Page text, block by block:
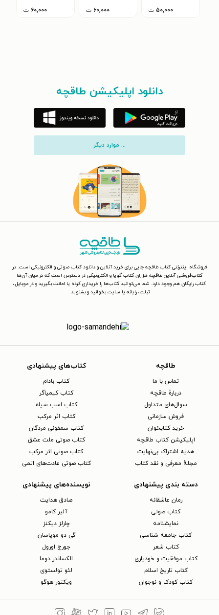
۵۰,۰۰۰ ت ۶۰,۰۰۰ ت ۶۰,۰۰۰ ت
دانلود اپلیکیشن طاقچه
... موارد دیگر
فروشگاه اینترنتی کتاب طاقچه جایی برای خرید آنلاین و دانلود کتاب صوتی و الکترونیکی است. در
کتاب‌فروشی آنلاین طاقچه هزاران کتاب گویا و الکترونیکی در دسترس است که در میان آن‌ها
کتاب رایگان هم وجود دارد. شما می‌توانید کتاب‌ها را خریداری کرده یا امانت بگیرید و در موبایل،
تبلت، رایانه یا سایت بخوانید و بشنوید.
طاقچه
تماس با ما
دربارهٔ طاقچه
سوال‌های متداول
فروش سازمانی
خرید کتابخوان
اپلیکیشن کتاب طاقچه
هدیه اشتراک بی‌نهایت
مجلهٔ معرفی و نقد کتاب
کتاب‌های پیشنهادی
کتاب بادام
کتاب کیمیاگر
کتاب اسب سیاه
کتاب اثر مرکب
کتاب سمفونی مردگان
کتاب صوتی ملت عشق
کتاب صوتی اثر مرکب
کتاب صوتی عادت‌های اتمی
دسته بندی پیشنهادی
رمان عاشقانه
کتاب‌ صوتی
نمایشنامه
کتاب جامعه شناسی
کتاب شعر
کتاب موفقیت و خودیاری
کتاب تاریخ اسلام
کتاب کودک و نوجوان
نویسنده‌های پیشنهادی
صادق هدایت
آلبر کامو
چارلز دیکنز
گی دو موپاسان
جورج اورول
الکساندر دوما
لئو تولستوی
ویکتور هوگو